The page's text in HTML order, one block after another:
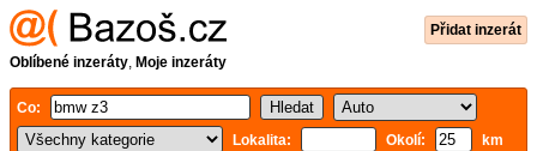
Přidat inzerát
Oblíbené inzeráty, Moje inzeráty
Co:
Lokalita:
Okolí:
km